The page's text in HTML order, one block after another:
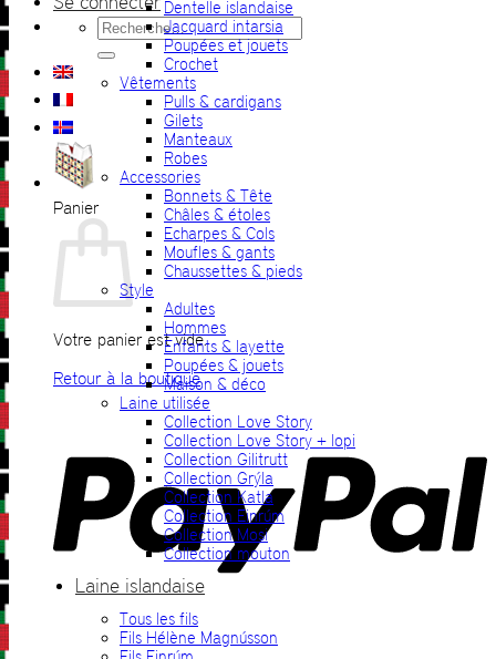
Recherche
pour :
Panier
Votre panier est vide.
Retour à la boutique
Dentelle islandaise
Jacquard intarsia
Poupées et jouets
Crochet
Vêtements
Pulls & cardigans
Gilets
Manteaux
Robes
Accessories
Bonnets & Tête
Châles & étoles
Echarpes & Cols
Moufles & gants
Chaussettes & pieds
Style
Adultes
Hommes
Enfants & layette
Poupées & jouets
Maison & déco
Laine utilisée
Collection Love Story
Collection Love Story + lopi
Collection Gilitrutt
Collection Grýla
Collection Katla
Collection Einrúm
Collection Mosi
Collection mouton
Laine islandaise
Tous les fils
Fils Hélène Magnússon